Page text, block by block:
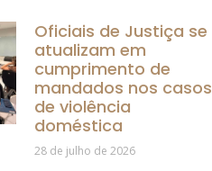
Oficiais de Justiça se
atualizam em
cumprimento de
mandados nos casos
de violência
doméstica
28 de julho de 2026